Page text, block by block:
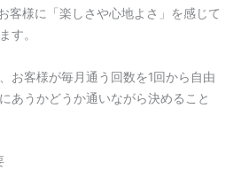
客様に「楽しさや心地よさ」を感じて
す。
お客様が毎月通う回数を1回から自由
あうかどうか通いながら決めること